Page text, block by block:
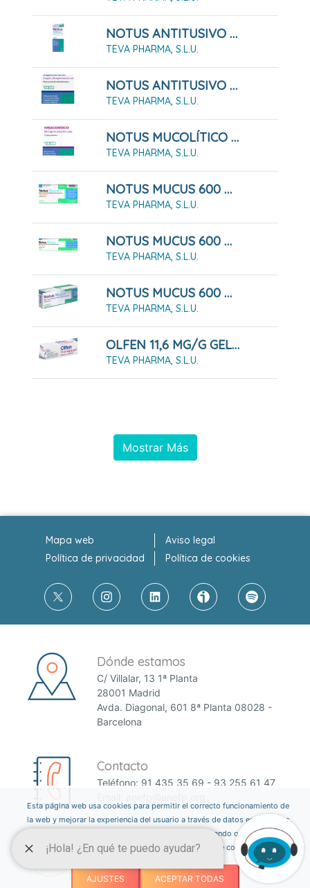
NOTUS ANTITUSIVO 2 Mg/ml SOLUCION ORAL , 1 Frasco De 200 Ml
TEVA PHARMA, S.L.U.
NOTUS ANTITUSIVO Y EXPECTORANTE 2 Mg/ml + 20 Mg/ml Solución Oral. 200 Ml
TEVA PHARMA, S.L.U.
NOTUS MUCOLÍTICO 50 MG/ML SOLUCIÓN ORAL , 1 Frasco De 200 Ml
TEVA PHARMA, S.L.U.
NOTUS MUCUS 600 MG COMPRIMIDOS EFERVENCENTES SABOR LIMON, 10 Comprimidos
TEVA PHARMA, S.L.U.
NOTUS MUCUS 600 MG COMPRIMIDOS EFERVENCENTES SABOR LIMON, 20 Comprimidos
TEVA PHARMA, S.L.U.
NOTUS MUCUS 600 MG COMPRIMIDOS EFERVESCENTES 20 COMPRIMIDOS
TEVA PHARMA, S.L.U.
OLFEN 11,6 MG/G GEL 60 G
TEVA PHARMA, S.L.U.
Mostrar Más
Mapa web
Aviso legal
Política de privacidad
Política de cookies
Dónde estamos
C/ Villalar, 13 1ª Planta
28001 Madrid
Avda. Diagonal, 601 8ª Planta 08028 -
Barcelona
Contacto
Teléfono: 91 435 35 69 - 93 255 61 47
Esta página web usa cookies para permitir el correcto funcionamiento de
la web y mejorar la experiencia del usuario a través de datos estadísticos.
Puedes informarte sobre qué cookies estamos utilizando o desactivarlas
a través del botón ajustes. Consulta nuestra política de cookiesaquí .
AJUSTES ACEPTAR TODAS